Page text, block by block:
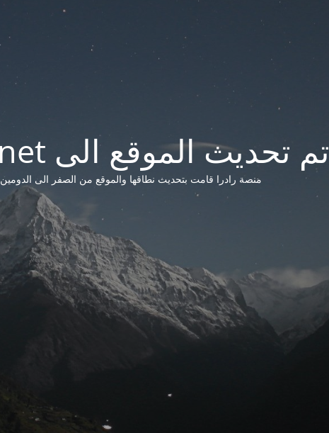
تم تحديث الموقع الى Radarfc.net
منصة رادرا قامت بتحديث نطاقها والموقع من الصفر الى الدومين Radarfc.net